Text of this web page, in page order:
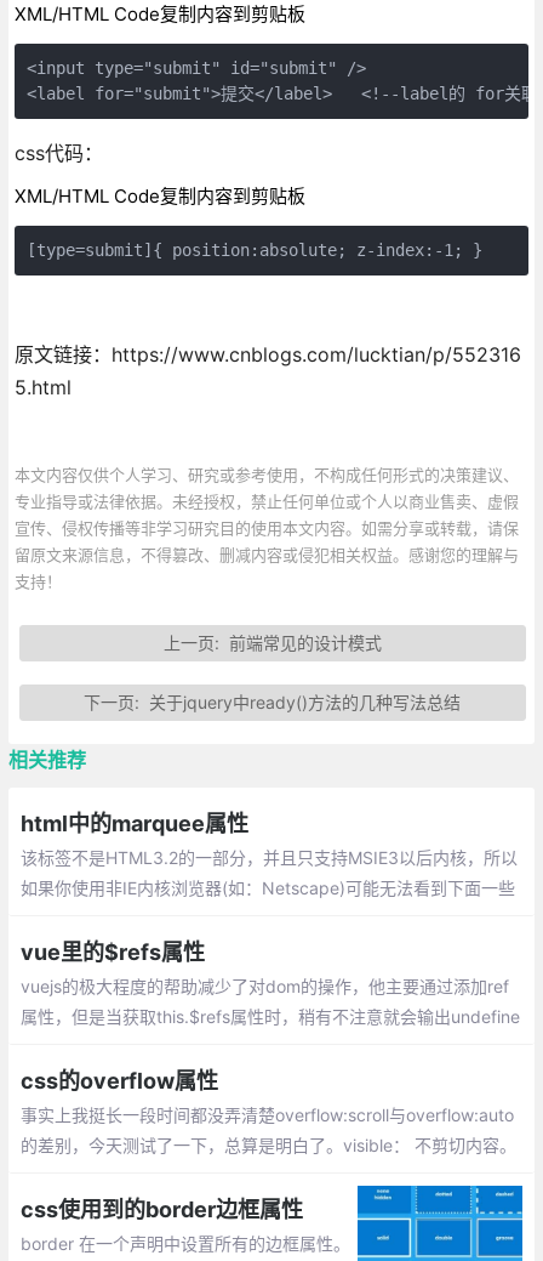
XML/HTML Code复制内容到剪贴板
<input type="submit" id="submit" />
<label for="submit">提交</label>   <!--label的 for关联模
css代码：
XML/HTML Code复制内容到剪贴板
[type=submit]{ position:absolute; z-index:-1; }
原文链接：https://www.cnblogs.com/lucktian/p/552316
5.html
本文内容仅供个人学习、研究或参考使用，不构成任何形式的决策建议、
专业指导或法律依据。未经授权，禁止任何单位或个人以商业售卖、虚假
宣传、侵权传播等非学习研究目的使用本文内容。如需分享或转载，请保
留原文来源信息，不得篡改、删减内容或侵犯相关权益。感谢您的理解与
支持！
上一页: 前端常见的设计模式
下一页: 关于jquery中ready()方法的几种写法总结
相关推荐
html中的marquee属性
该标签不是HTML3.2的一部分，并且只支持MSIE3以后内核，所以
如果你使用非IE内核浏览器(如：Netscape)可能无法看到下面一些
vue里的$refs属性
vuejs的极大程度的帮助减少了对dom的操作，他主要通过添加ref
属性，但是当获取this.$refs属性时，稍有不注意就会输出undefine
几种情况记录：
css的overflow属性
事实上我挺长一段时间都没弄清楚overflow:scroll与overflow:auto
的差别，今天测试了一下，总算是明白了。visible： 不剪切内容。
ll： 将超出对象尺寸的内容进行裁剪，并以滚动条的方式显示超出
的内容。
css使用到的border边框属性
border 在一个声明中设置所有的边框属性。